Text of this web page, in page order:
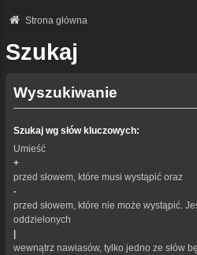
Strona główna
Szukaj
Wyszukiwanie
Szukaj wg słów kluczowych:
Umieść
+
przed słowem, które musi wystąpić oraz
-
przed słowem, które nie może wystąpić.
oddzielonych
wewnątrz nawiasów, tylko jedno ze słów